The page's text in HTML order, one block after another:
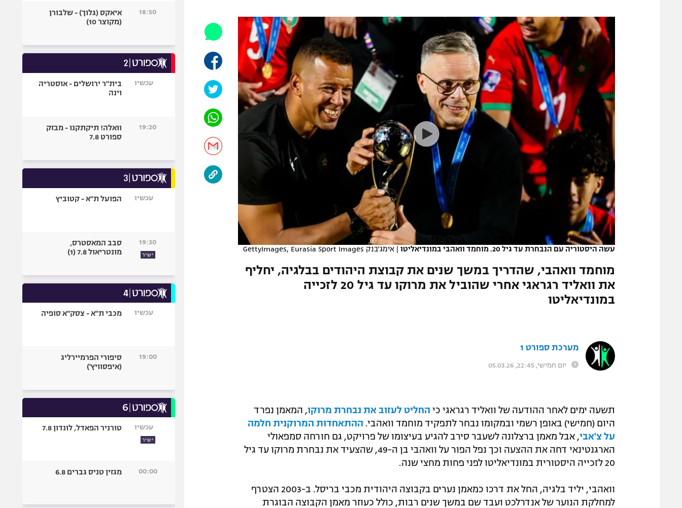
תקנון משתתפים וזוכים בפרסים
תקנון עבור פעילות אלקטרה
תקנון עבור פעילות ספורט 1 – "מרלן"
טניס
גיימינג E-Sports
תנאי שימוש
מדיניות פרטיות
תקנון פעילות ספורט 1
רשיון להקרנה פומבית לבית עסק
הצטרפות לחבילת הערוצים
לוח דרושים – ג'ובנט
תגיות
המגזין
הפועל תל אביב
הפועל חיפה
הפועל באר שבע
מכבי נתניה
בני יהודה
ליגה סינית
ליגה ברזילאית
ליגות נוספות
אופניים
כדורמים
פוטבול אמריקאי NFL
בייסבול MLB
ספורט אתגרי
גיימינג E-Sports
עשה היסטוריה עם הנבחרת עד גיל 20. מוחמד וואהבי במונדיאליטו | אימג'בנק GettyImages, Eurasia Sport Images
מוחמד וואהבי, שהדריך במשך שנים את קבוצת היהודים בבלגיה, יחליף
את וואליד רגראגי אחרי שהוביל את מרוקו עד גיל 20 לזכייה
במונדיאליטו
מערכת ספורט 1
יום חמישי, 22:45, 05.03.26
תשעה ימים לאחר ההודעה של וואליד רגראגי כי החליט לעזוב את נבחרת מרוקו, המאמן נפרד
היום (חמישי) באופן רשמי ובמקומו נבחר לתפקיד מוחמד וואהבי. ההתאחדות המרוקנית חלמה
על צ'אבי, אבל מאמן ברצלונה לשעבר סירב להגיע בעיצומו של פרויקט, גם חורחה סמפאולי
הארגנטינאי דחה את ההצעה וכך נפל הפור על וואהבי בן ה-49, שהצעיד את נבחרת מרוקו עד גיל
20 לזכייה היסטורית במונדיאליטו לפני פחות מחצי שנה.
וואהבי, יליד בלגיה, החל את דרכו כמאמן נערים בקבוצה היהודית מכבי בריסל. ב-2003 הצטרף
למחלקת הנוער של אנדרלכט ועבד שם במשך שנים רבות, כולל כעוזר מאמן הקבוצה הבוגרת
18:50
איאקס (גלוך) - שלבורן
(מקוצר 10)
עכשיו
בית"ר ירושלים - אוסטריה
וינה
19:20
וואלה! תיקתקנו - מבזק
ספורט 7.8
עכשיו הפועל ת"א - קטוביץ
19:30
ישיר
סבב המאסטרס,
מונטריאול 7.8 (1)
עכשיו מכבי ת"א - צסק"א סופיה
19:00
סיפורי הפרמיירליג
(איפסוויץ')
עכשיו
ישיר
טורניר הפאדל, לונדון 7.8
00:00 מגזין טניס גברים 6.8